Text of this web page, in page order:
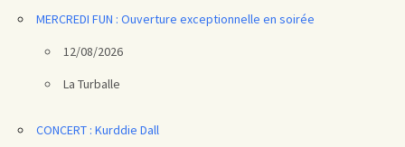
MERCREDI FUN : Ouverture exceptionnelle en soirée
12/08/2026
La Turballe
CONCERT : Kurddie Dall